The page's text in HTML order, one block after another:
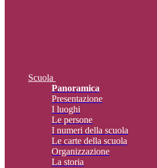
Scuola
Panoramica
Presentazione
I luoghi
Le persone
I numeri della scuola
Le carte della scuola
Organizzazione
La storia